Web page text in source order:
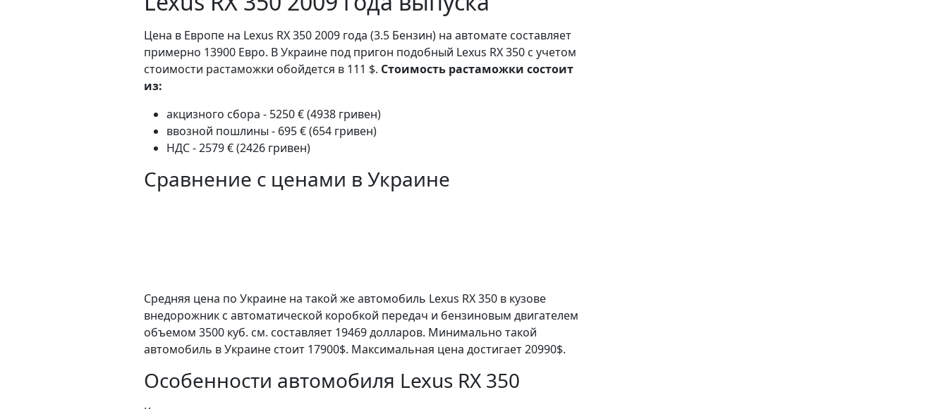
Цена в Европе на Lexus RX 350 2009 года (3.5 Бензин) на автомате составляет
примерно 13900 Евро. В Украине под пригон подобный Lexus RX 350 с учетом
стоимости растаможки обойдется в 111 $. Стоимость растаможки состоит
из:
акцизного сбора - 5250 € (4938 гривен)
ввозной пошлины - 695 € (654 гривен)
НДС - 2579 € (2426 гривен)
Сравнение с ценами в Украине
Средняя цена по Украине на такой же автомобиль Lexus RX 350 в кузове
внедорожник c автоматической коробкой передач и бензиновым двигателем
объемом 3500 куб. см. составляет 19469 долларов. Минимально такой
автомобиль в Украине стоит 17900$. Максимальная цена достигает 20990$.
Особенности автомобиля Lexus RX 350